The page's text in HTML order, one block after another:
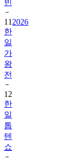
빈
11 2026
한
일
가
왕
전
12
한
일
톱
텐
쇼